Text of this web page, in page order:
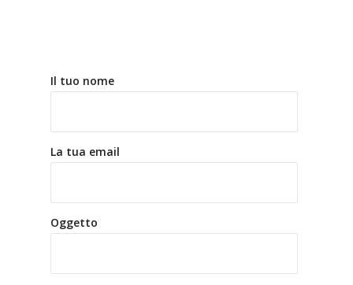
Il tuo nome
La tua email
Oggetto